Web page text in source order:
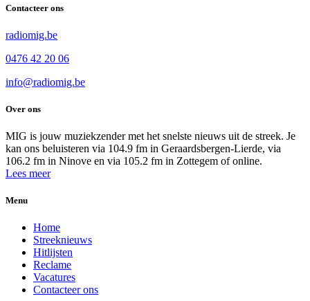
Contacteer ons
radiomig.be
0476 42 20 06
info@radiomig.be
Over ons
MIG is jouw muziekzender met het snelste nieuws uit de streek. Je
kan ons beluisteren via 104.9 fm in Geraardsbergen-Lierde, via
106.2 fm in Ninove en via 105.2 fm in Zottegem of online.
Lees meer
Menu
Home
Streeknieuws
Hitlijsten
Reclame
Vacatures
Contacteer ons